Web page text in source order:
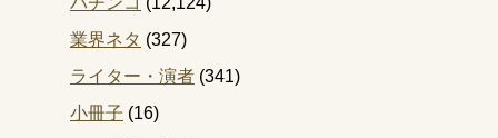
業界ネタ (327)
ライター・演者 (341)
小冊子 (16)